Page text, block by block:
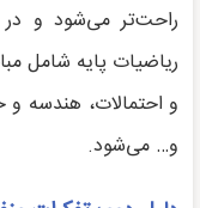
راحت‌تر می‌شود و در
ریاضیات پایه شامل
و احتمالات، هندسه
و… می‌شود.